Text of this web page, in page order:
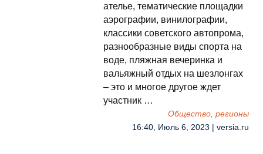
ателье, тематические площадки
аэрографии, винилографии,
классики советского автопрома,
разнообразные виды спорта на
воде, пляжная вечеринка и
вальяжный отдых на шезлонгах
– это и многое другое ждет
участник …
Общество, регионы
16:40, Июль 6, 2023 | versia.ru